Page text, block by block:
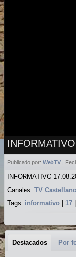
Publicado por: WebTV |
INFORMATIVO
Canales:
Tags: informativo 17
Destacados Por